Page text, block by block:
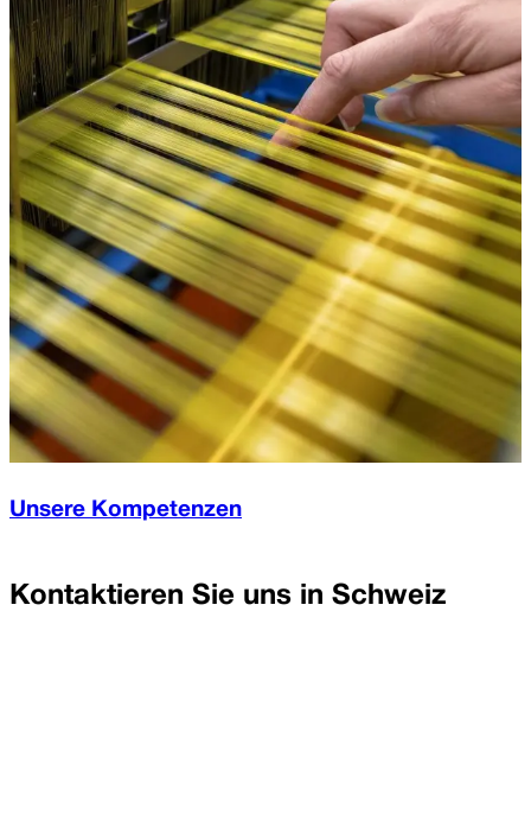
Unsere Kompetenzen
Kontaktieren Sie uns in Schweiz